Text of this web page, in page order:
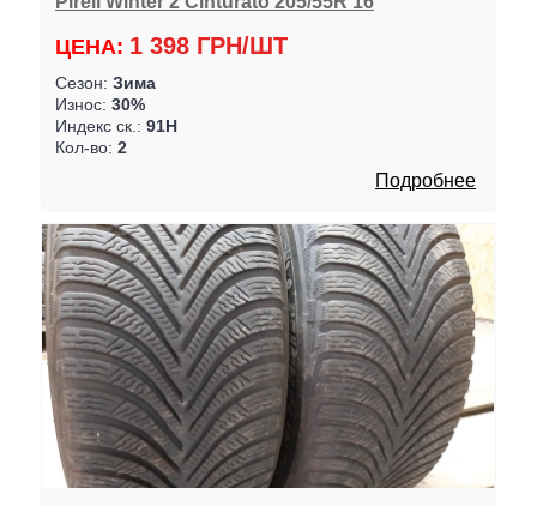
ЦЕНА: 1 398 ГРН/ШТ
Сезон: Зима
Износ: 30%
Индекс ск.: 91H
Кол-во: 2
Подробнее